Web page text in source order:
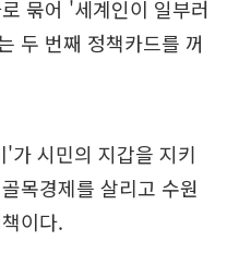
묶어 '세계인이 일부러
두 번째 정책카드를 꺼
가 시민의 지갑을 지키
목경제를 살리고 수원
이다.